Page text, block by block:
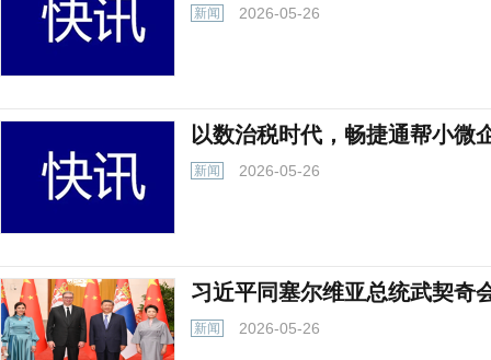
新闻 2026-05-26
以数治税时代，畅捷通帮小微
新闻 2026-05-26
习近平同塞尔维亚总统武契奇
新闻 2026-05-26